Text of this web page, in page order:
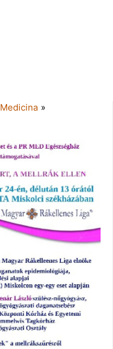
Medicina »